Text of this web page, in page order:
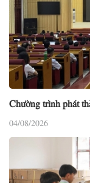
Chường trình phát
04/08/2026